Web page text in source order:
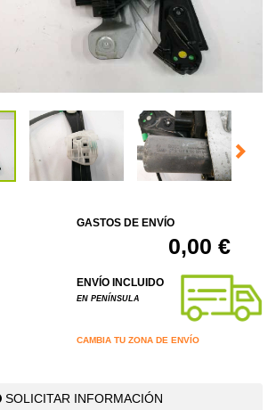
GASTOS DE ENVÍO
0,00 €
ENVÍO INCLUIDO
EN PENÍNSULA
CAMBIA TU ZONA DE ENVÍO
SOLICITAR INFORMACIÓN